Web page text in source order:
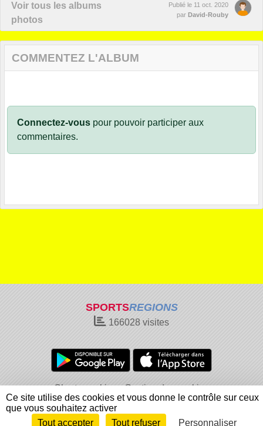
Voir tous les albums
photos
Publié le 11 oct. 2020
par David-Rouby
COMMENTEZ L'ALBUM
Connectez-vous pour pouvoir participer aux
commentaires.
SPORTSREGIONS
166028 visites
Charte cookies
Gestion des cookies
Informations légales
Signaler un contenu inapproprié
Envie de participer ? Connexion
Ce site utilise des cookies et vous donne le contrôle sur ceux
que vous souhaitez activer
Tout accepter
Tout refuser Personnaliser